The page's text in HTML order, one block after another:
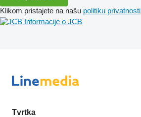
Klikom pristajete na našu politiku privatnosti
Informacije o JCB
Tvrtka